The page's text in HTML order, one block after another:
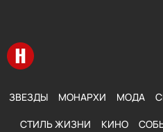
Перейти на главную
ЗВЕЗДЫ МОНАРХИ МОДА
СТИЛЬ ЖИЗНИ КИНО